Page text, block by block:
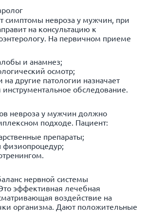
симптомы невроза у мужчин, при
на консультацию к
На первичном приеме
и анамнез;
осмотр;
другие патологии назначает
обследование.
невроза у мужчин должно
подходе. Пациент:
препараты;
физиопроцедур;
нервной системы
эффективная лечебная
воздействие на
организма. Дают положительные